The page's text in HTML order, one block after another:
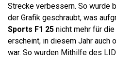
Strecke verbessern. So wurde
der Grafik geschraubt, was
Sports F1 25 nicht mehr für
erscheint, in diesem Jahr auch
war. So wurden Mithilfe des